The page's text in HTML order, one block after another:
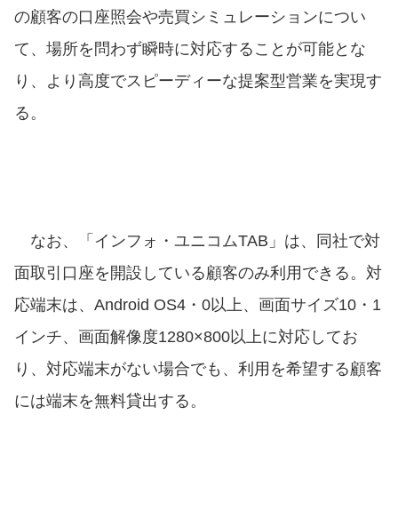
の顧客の口座照会や売買シミュレーションについ
て、場所を問わず瞬時に対応することが可能とな
り、より高度でスピーディーな提案型営業を実現す
る。
なお、「インフォ・ユニコムTAB」は、同社で対
面取引口座を開設している顧客のみ利用できる。対
応端末は、Android OS4・0以上、画面サイズ10・1
インチ、画面解像度1280×800以上に対応してお
り、対応端末がない場合でも、利用を希望する顧客
には端末を無料貸出する。